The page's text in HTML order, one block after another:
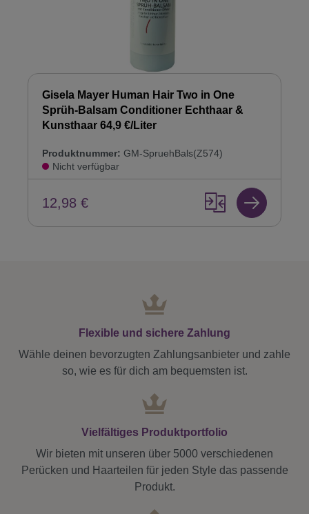
Gisela Mayer Human Hair Two in One
Sprüh-Balsam Conditioner Echthaar &
Kunsthaar 64,9 €/Liter
Produktnummer: GM-SpruehBals(Z574)
Nicht verfügbar
12,98 €
Flexible und sichere Zahlung
Wähle deinen bevorzugten Zahlungsanbieter und zahle
so, wie es für dich am bequemsten ist.
Vielfältiges Produktportfolio
Wir bieten mit unseren über 5000 verschiedenen
Perücken und Haarteilen für jeden Style das passende
Produkt.